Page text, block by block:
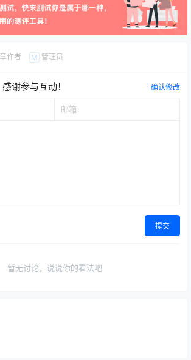
作者 M 管理员
谢参与互动！ 确认修改
提交
暂无讨论，说说你的看法吧